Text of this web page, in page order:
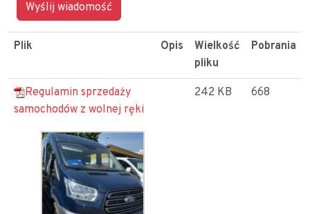
Plik Opis
Wielkość
pliku
Pobrania
Regulamin sprzedaży
samochodów z wolnej ręki
242 KB 668